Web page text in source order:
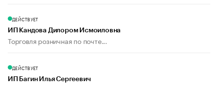
ДЕЙСТВУЕТ
ИП Кандова Дилором Исмоиловна
Торговля розничная по почте...
ДЕЙСТВУЕТ
ИП Багин Илья Сергеевич